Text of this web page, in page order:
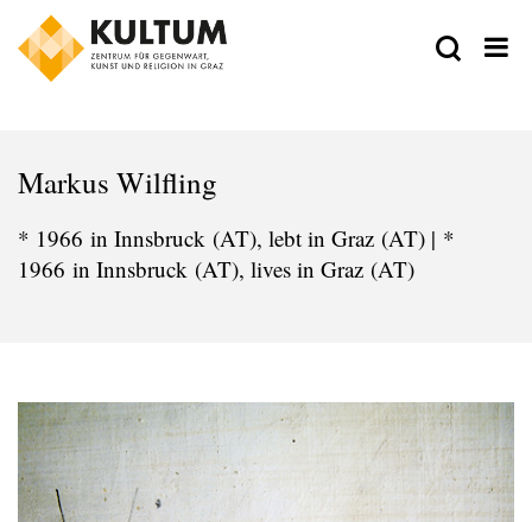
Markus Wilfling
* 1966 in Innsbruck (AT), lebt in Graz (AT) | *
1966 in Innsbruck (AT), lives in Graz (AT)